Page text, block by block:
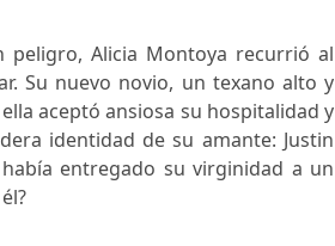
peligro, Alicia Montoya recurrió al
Su nuevo novio, un texano alto y
aceptó ansiosa su hospitalidad y
identidad de su amante: Justin
entregado su virginidad a un